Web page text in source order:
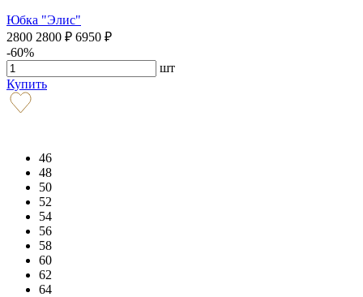
Юбка "Элис"
2800 2800 ₽ 6950 ₽
-60%
шт
Купить
46
48
50
52
54
56
58
60
62
64